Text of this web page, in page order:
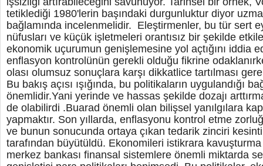
tetiklediği 1980'lerin başındaki durgunluktur diyor
bağlamında incelenmelidir. Eleştirmenler, bu tür sert
nüfusları ve küçük işletmeleri orantısız bir şekilde
ekonomik uçurumun genişlemesine yol açtığını iddia
enflasyon kontrolünün gerekli olduğu fikrine
olası olumsuz sonuçlara karşı dikkatlice tartılması
Bu bakış açısı ışığında, bu politikaların uygulandığı
önemlidir.Yani yerinde ve hassas şekilde dozajı
de olabilirdi .Buarad önemli olan bilişsel yanılgılara
yapmaktır. Son yıllarda, enflasyonu kontrol etme
ve bunun sonucunda ortaya çıkan tedarik zinciri
tarafından büyütüldü. Ekonomileri istikrara
merkez bankası finansal sistemlere önemli miktarda